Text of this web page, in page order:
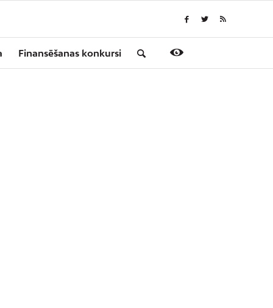
Finansēšanas konkursi